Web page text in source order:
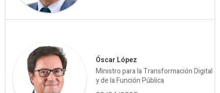
Óscar López
Ministro para la Transformación Digital
y de la Función Pública